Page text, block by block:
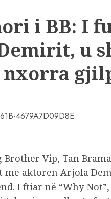
i BB: I
u
Vip, Tan
aktoren Arjola
I ftiar në “Why